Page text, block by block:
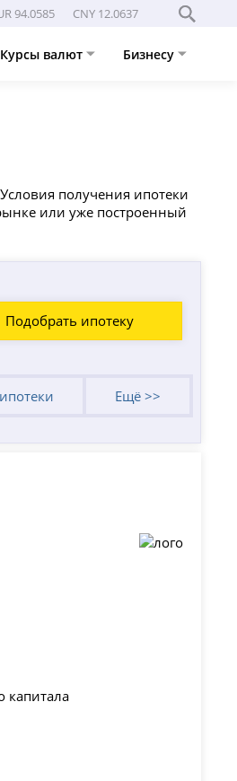
94.0585 CNY 12.0637
Курсы валют Бизнесу
получения ипотеки
или уже построенный
Подобрать ипотеку
Ещё >>
капитала